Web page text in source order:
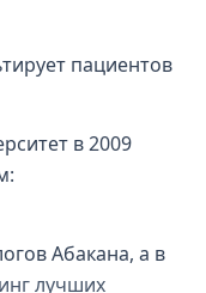
пациентов
в 2009
Абакана, а в
лучших